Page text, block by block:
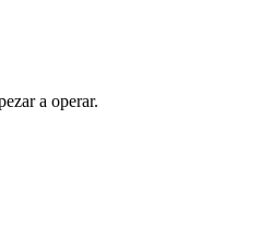
a operar.